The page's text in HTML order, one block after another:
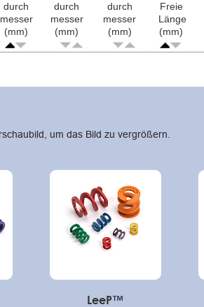
durch
messer
(mm)
durch
messer
(mm)
durch
messer
(mm)
Freie
Länge
(mm)
um das Bild zu vergrößern.
LeeP™